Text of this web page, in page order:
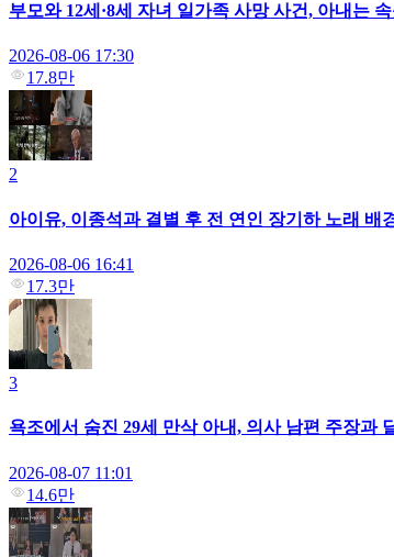
부모와 12세·8세 자녀 일가족 사망 사건, 아내는
2026-08-06 17:30
17.8만
2
아이유, 이종석과 결별 후 전 연인 장기하 노래 배
2026-08-06 16:41
17.3만
3
욕조에서 숨진 29세 만삭 아내, 의사 남편 주장과
2026-08-07 11:01
14.6만